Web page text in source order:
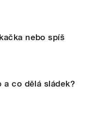
nebo spíš
a co dělá sládek?